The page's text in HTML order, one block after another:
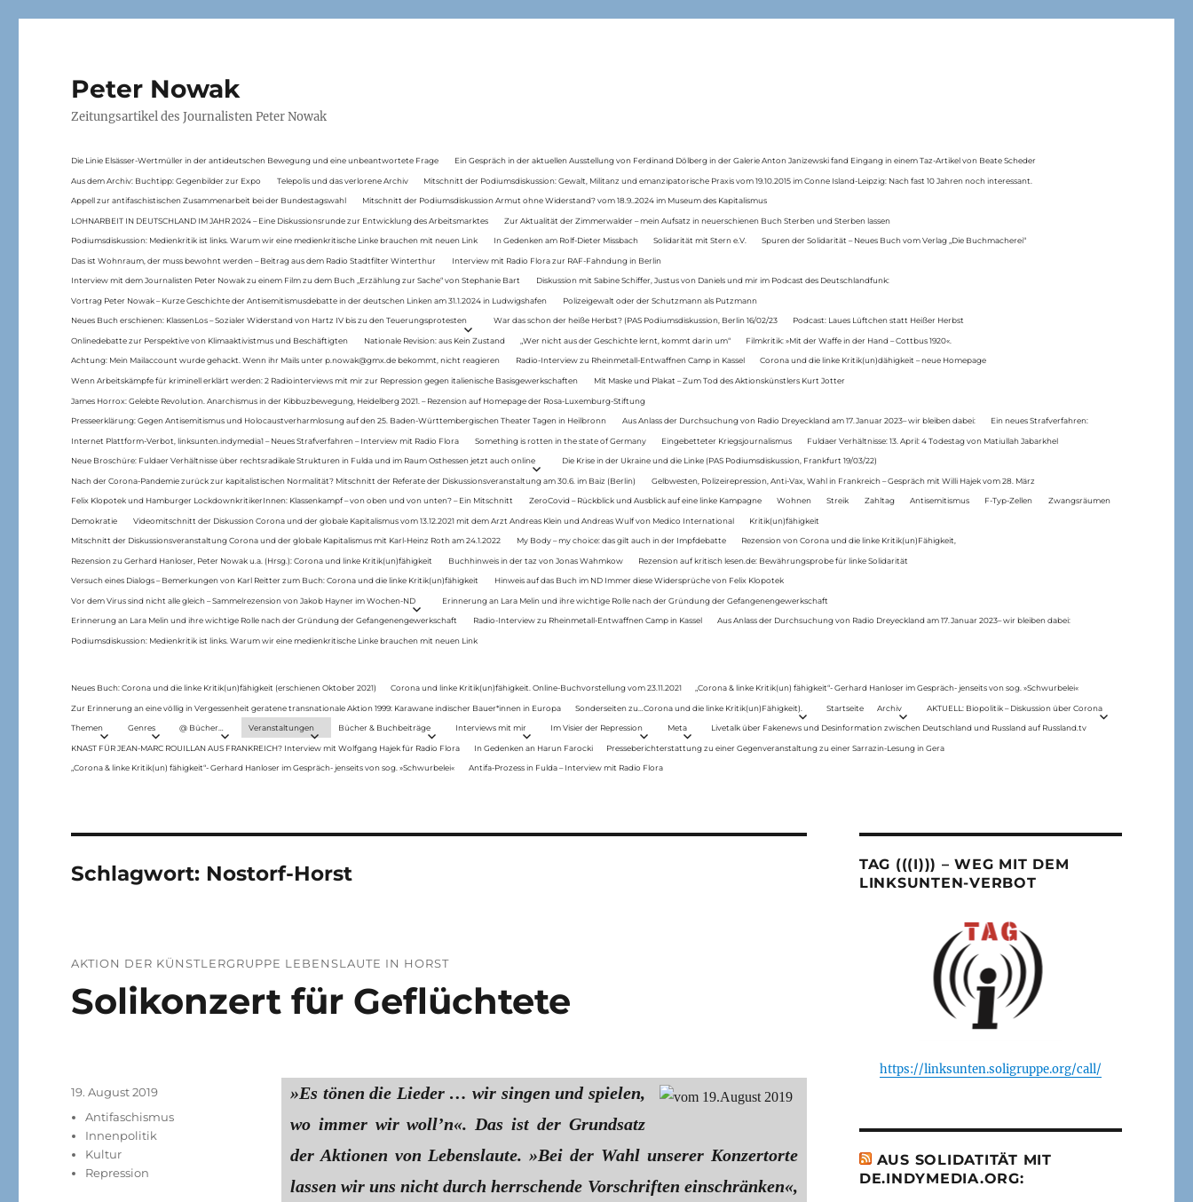
Peter Nowak
Zeitungsartikel des Journalisten Peter Nowak
Die Linie Elsässer-Wertmüller in der antideutschen Bewegung und eine unbeantwortete Frage Ein Gespräch in der aktuellen Ausstellung von Ferdinand Dölberg in der Galerie Anton Janizewski fand Eingang in einem Taz-Artikel von Beate Scheder
Aus dem Archiv: Buchtipp: Gegenbilder zur Expo Telepolis und das verlorene Archiv Mitschnitt der Podiumsdiskussion: Gewalt, Militanz und emanzipatorische Praxis vom 19.10.2015 im Conne Island-Leipzig: Nach fast 10 Jahren noch interessant.
Appell zur antifaschistischen Zusammenarbeit bei der Bundestagswahl Mitschnitt der Podiumsdiskussion Armut ohne Widerstand? vom 18.9..2024 im Museum des Kapitalismus
LOHNARBEIT IN DEUTSCHLAND IM JAHR 2024 – Eine Diskussionsrunde zur Entwicklung des Arbeitsmarktes Zur Aktualität der Zimmerwalder – mein Aufsatz in neuerschienen Buch Sterben und Sterben lassen
Podiumsdiskussion: Medienkritik ist links. Warum wir eine medienkritische Linke brauchen mit neuen Link In Gedenken am Rolf-Dieter Missbach Solidarität mit Stern e.V. Spuren der Solidarität – Neues Buch vom Verlag „Die Buchmacherei“
Das ist Wohnraum, der muss bewohnt werden – Beitrag aus dem Radio Stadtfilter Winterthur Interview mit Radio Flora zur RAF-Fahndung in Berlin
Interview mit dem Journalisten Peter Nowak zu einem Film zu dem Buch „Erzählung zur Sache“ von Stephanie Bart Diskussion mit Sabine Schiffer, Justus von Daniels und mir im Podcast des Deutschlandfunk:
Vortrag Peter Nowak – Kurze Geschichte der Antisemitismusdebatte in der deutschen Linken am 31.1.2024 in Ludwigshafen Polizeigewalt oder der Schutzmann als Putzmann
Neues Buch erschienen: KlassenLos – Sozialer Widerstand von Hartz IV bis zu den Teuerungsprotesten War das schon der heiße Herbst? (PAS Podiumsdiskussion, Berlin 16/02/23 Podcast: Laues Lüftchen statt Heißer Herbst
Onlinedebatte zur Perspektive von Klimaaktivistmus und Beschäftigten Nationale Revision: aus Kein Zustand „Wer nicht aus der Geschichte lernt, kommt darin um“ Filmkritik: »Mit der Waffe in der Hand – Cottbus 1920«.
Achtung: Mein Mailaccount wurde gehackt. Wenn ihr Mails unter p.nowak@gmx.de bekommt, nicht reagieren Radio-Interview zu Rheinmetall-Entwaffnen Camp in Kassel Corona und die linke Kritik(un)dähigkeit – neue Homepage
Wenn Arbeitskämpfe für kriminell erklärt werden: 2 Radiointerviews mit mir zur Repression gegen italienische Basisgewerkschaften Mit Maske und Plakat – Zum Tod des Aktionskünstlers Kurt Jotter
James Horrox: Gelebte Revolution. Anarchismus in der Kibbuzbewegung, Heidelberg 2021. – Rezension auf Homepage der Rosa-Luxemburg-Stiftung
Presseerklärung: Gegen Antisemitismus und Holocaustverharmlosung auf den 25. Baden-Württembergischen Theater Tagen in Heilbronn Aus Anlass der Durchsuchung von Radio Dreyeckland am 17.Januar 2023– wir bleiben dabei: Ein neues Strafverfahren:
Internet Plattform-Verbot, linksunten.indymedia1 – Neues Strafverfahren – Interview mit Radio Flora Something is rotten in the state of Germany Eingebetteter Kriegsjournalismus Fuldaer Verhältnisse: 13. April: 4 Todestag von Matiul­lah Jabarkhel
Neue Broschüre: Fuldaer Verhältnisse über rechtsradikale Strukturen in Fulda und im Raum Osthessen jetzt auch online Die Krise in der Ukraine und die Linke (PAS Podiumsdiskussion, Frankfurt 19/03/22)
Nach der Corona-Pandemie zurück zur kapitalistischen Normalität? Mitschnitt der Referate der Diskussionsveranstaltung am 30.6. im Baiz (Berlin) Gelbwesten, Polizeirepression, Anti-Vax, Wahl in Frankreich – Gespräch mit Willi Hajek vom 28. März
Felix Klopotek und Hamburger LockdownkritikerInnen: Klassenkampf – von oben und von unten? – Ein Mitschnitt ZeroCovid – Rückblick und Ausblick auf eine linke Kampagne Wohnen Streik Zahltag Antisemitismus F-Typ-Zellen Zwangsräumen
Demokratie Videomitschnitt der Diskussion Corona und der globale Kapitalismus vom 13.12.2021 mit dem Arzt Andreas Klein und Andreas Wulf von Medico International Kritik(un)fähigkeit
Mitschnitt der Diskussionsveranstaltung Corona und der globale Kapitalismus mit Karl-Heinz Roth am 24.1.2022 My Body – my choice: das gilt auch in der Impfdebatte Rezension von Corona und die linke Kritik(un)Fähigkeit,
Rezension zu Gerhard Hanloser, Peter Nowak u.a. (Hrsg.): Corona und linke Kritik(un)fähigkeit Buchhinweis in der taz von Jonas Wahmkow Rezension auf kritisch lesen.de: Bewährungsprobe für linke Solidarität
Versuch eines Dialogs – Bemerkungen von Karl Reitter zum Buch: Corona und die linke Kritik(un)fähigkeit Hinweis auf das Buch im ND Immer diese Widersprüche von Felix Klopotek
Vor dem Virus sind nicht alle gleich – Sammelrezension von Jakob Hayner im Wochen-ND Erinnerung an Lara Melin und ihre wichtige Rolle nach der Gründung der Gefangenengewerkschaft
Erinnerung an Lara Melin und ihre wichtige Rolle nach der Gründung der Gefangenengewerkschaft Radio-Interview zu Rheinmetall-Entwaffnen Camp in Kassel Aus Anlass der Durchsuchung von Radio Dreyeckland am 17.Januar 2023– wir bleiben dabei:
Podiumsdiskussion: Medienkritik ist links. Warum wir eine medienkritische Linke brauchen mit neuen Link
Neues Buch: Corona und die linke Kritik(un)fähigkeit (erschienen Oktober 2021) Corona und linke Kritik(un)fähigkeit. Online-Buchvorstellung vom 23.11.2021 „Corona & linke Kritik(un) fähigkeit“- Gerhard Hanloser im Gespräch- jenseits von sog. »Schwurbelei«
Zur Erinnerung an eine völlig in Vergessenheit geratene transnationale Aktion 1999: Karawane indischer Bauer*innen in Europa Sonderseiten zu…Corona und die linke Kritik(un)Fähigkeit). Startseite Archiv AKTUELL: Biopolitik – Diskussion über Corona
Themen Genres @ Bücher… Veranstaltungen Bücher & Buchbeiträge Interviews mit mir Im Visier der Repression Meta Livetalk über Fakenews und Desinformation zwischen Deutschland und Russland auf Russland.tv
KNAST FÜR JEAN-MARC ROUILLAN AUS FRANKREICH? Interview mit Wolfgang Hajek für Radio Flora In Gedenken an Harun Farocki Presseberichterstattung zu einer Gegenveranstaltung zu einer Sarrazin-Lesung in Gera
„Corona & linke Kritik(un) fähigkeit“- Gerhard Hanloser im Gespräch- jenseits von sog. »Schwurbelei« Antifa-Prozess in Fulda – Interview mit Radio Flora
Schlagwort: Nostorf-Horst
AKTION DER KÜNSTLERGRUPPE LEBENSLAUTE IN HORST
Solikonzert für Geflüchtete
»Es tönen die Lieder … wir singen und spielen,
wo immer wir woll’n«. Das ist der Grundsatz
der Aktionen von Lebenslaute. »Bei der Wahl unserer Konzertorte
lassen wir uns nicht durch herrschende Vorschriften einschränken«,
Veröffentlicht
19. August 2019
Kategorien
Antifaschismus
Innenpolitik
Kultur
Repression
TAG (((I))) – WEG MIT DEM
LINKSUNTEN-VERBOT
https://linksunten.soligruppe.org/call/
AUS SOLIDATITÄT MIT
DE.INDYMEDIA.ORG: